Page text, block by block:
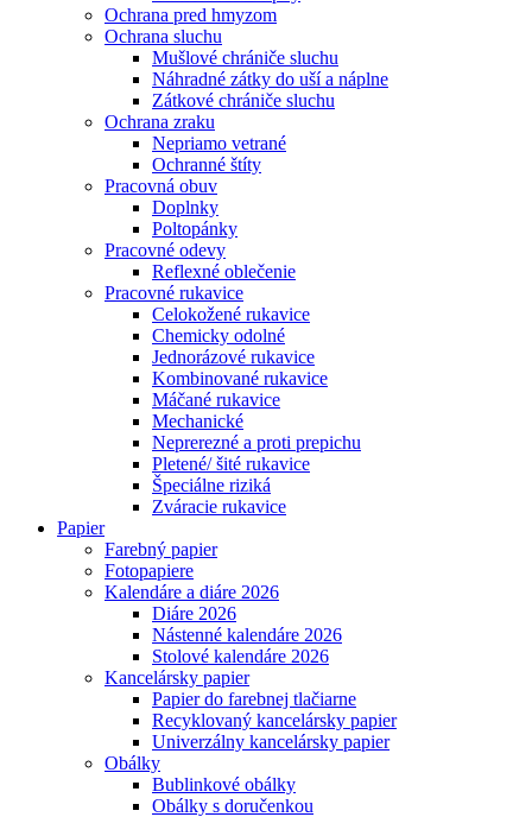
Ochrana pred hmyzom
Ochrana sluchu
Mušlové chrániče sluchu
Náhradné zátky do uší a náplne
Zátkové chrániče sluchu
Ochrana zraku
Nepriamo vetrané
Ochranné štíty
Pracovná obuv
Doplnky
Poltopánky
Pracovné odevy
Reflexné oblečenie
Pracovné rukavice
Celokožené rukavice
Chemicky odolné
Jednorázové rukavice
Kombinované rukavice
Máčané rukavice
Mechanické
Neprerezné a proti prepichu
Pletené/ šité rukavice
Špeciálne riziká
Zváracie rukavice
Papier
Farebný papier
Fotopapiere
Kalendáre a diáre 2026
Diáre 2026
Nástenné kalendáre 2026
Stolové kalendáre 2026
Kancelársky papier
Papier do farebnej tlačiarne
Recyklovaný kancelársky papier
Univerzálny kancelársky papier
Obálky
Bublinkové obálky
Obálky s doručenkou